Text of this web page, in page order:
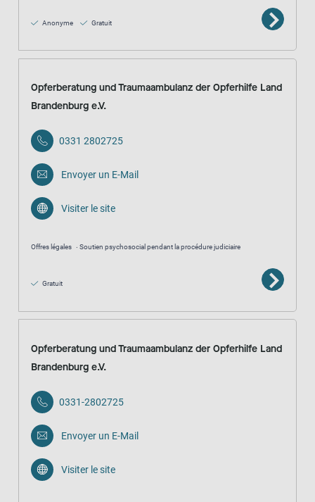
Anonyme Gratuit
Opferberatung und Traumaambulanz der Opferhilfe Land
Brandenburg e.V.
0331 2802725
Envoyer un E-Mail
Visiter le site
Offres légales Soutien psychosocial pendant la procédure judiciaire
Gratuit
Opferberatung und Traumaambulanz der Opferhilfe Land
Brandenburg e.V.
0331-2802725
Envoyer un E-Mail
Visiter le site